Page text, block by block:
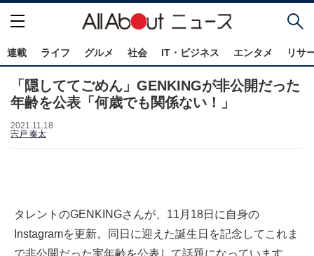
連載 ライフ グルメ 社会 IT・ビジネス エンタメ リサ
「隠しててごめん」GENKINGが非公開だった
年齢を公表「何歳でも関係ない！」
2021.11.18
宍戸 奏太
タレントのGENKINGさんが、11月18日に自身の
Instagramを更新。同日に迎えた誕生日を記念してこれま